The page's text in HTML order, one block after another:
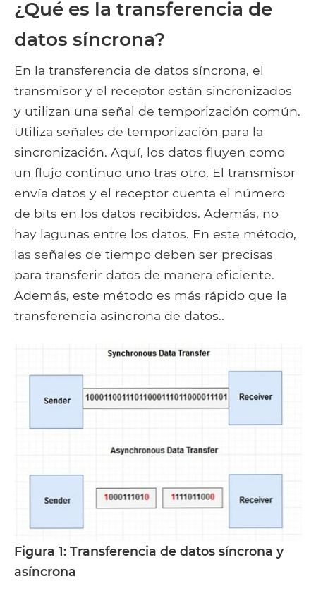
¿Qué es la transferencia de
datos síncrona?
En la transferencia de datos síncrona, el
transmisor y el receptor están sincronizados
y utilizan una señal de temporización común.
Utiliza señales de temporización para la
sincronización. Aquí, los datos fluyen como
un flujo continuo uno tras otro. El transmisor
envía datos y el receptor cuenta el número
de bits en los datos recibidos. Además, no
hay lagunas entre los datos. En este método,
las señales de tiempo deben ser precisas
para transferir datos de manera eficiente.
Además, este método es más rápido que la
transferencia asíncrona de datos..
Figura 1: Transferencia de datos síncrona y
asíncrona